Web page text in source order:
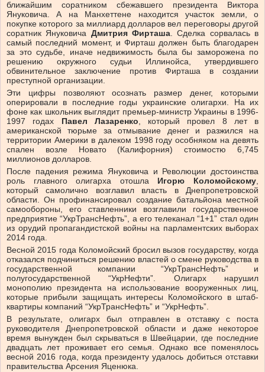
ближайшим соратником сбежавшего президента Виктора
Януковича. А на Манхеттене находится участок земли, о
покупке которого за миллиард долларов вел переговоры другой
соратник Януковича Дмитрия Фирташа. Сделка сорвалась в
самый последний момент, и Фирташ должен быть благодарен
за это судьбе, иначе недвижимость была бы заморожена по
решению окружного судьи Иллинойса, утвердившего
обвинительное заключение против Фирташа в создании
преступной организации.
Эти цифры позволяют осознать размер денег, которыми
оперировали в последние годы украинские олигархи. На их
фоне как школьник выглядит премьер-министр Украины в 1996-
1997 годах Павел Лазаренко, который провел 8 лет в
американской тюрьме за отмывание денег и разжился на
территории Америки в далеком 1998 году особняком на девять
спален возле Новато (Калифорния) стоимостю 6,745
миллионов долларов.
После падения режима Януковича и Революции достоинства
роль главного олигарха отошла Игорю Коломойскому,
который самолично возглавил власть в Днепропетровской
области. Он профинансировал создание батальйона местной
самообороны, его ставленники возглавили государственное
предприятие “УкрТрансНефть”, а его телеканал “1+1” стал один
из орудий пропагандистской войны на парламентских выборах
2014 года.
Весной 2015 года Коломойский бросил вызов государству, когда
отказался подчиниться решению властей о смене руководства в
государственной компании “УкрТрансНефть” и
полугосударственной “УкрНефти”. Олигарх нарушил
монополию президента на использование вооруженных лиц,
которые прибыли защищать интересы Коломойского в штаб-
квартиры компаний “УкрТрансНефть” и “УкрНефть”.
В результате, олигарх был отправлен в отставку с поста
руководителя Днепропетровской области и даже некоторое
время вынужден был скрываться в Швейцарии, где последние
двадцать лет проживает его семья. Однако все поменялось
весной 2016 года, когда президенту удалось добиться отставки
правительства Арсения Яценюка.